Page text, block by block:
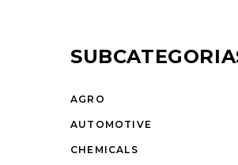
AGRO
AUTOMOTIVE
CHEMICALS